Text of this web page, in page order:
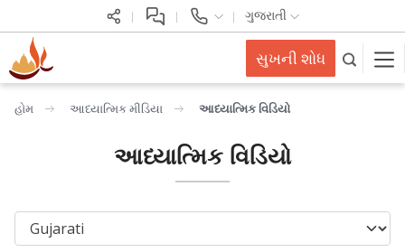
ગુજરાતી
સુખની શોધ
હોમ આધ્યાત્મિક મીડિયા આધ્યાત્મિક વિડિયો
આધ્યાત્મિક વિડિયો